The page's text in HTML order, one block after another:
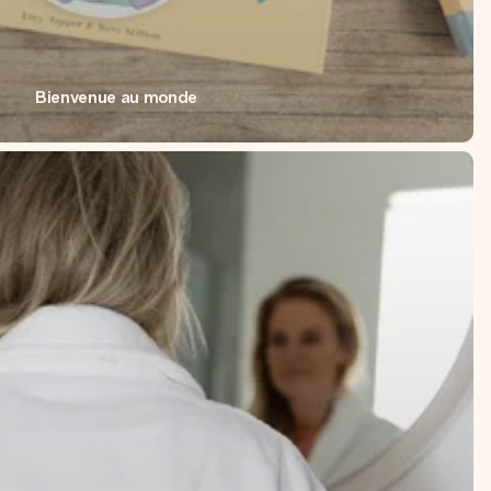
Bienvenue au monde